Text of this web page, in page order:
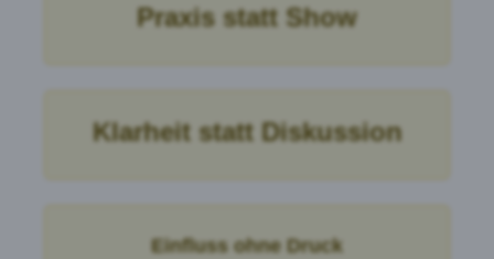
Praxis statt Show
Klarheit statt Diskussion
Einfluss ohne Druck